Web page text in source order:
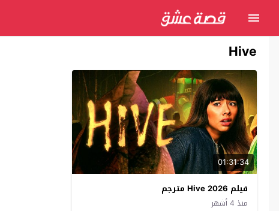
Hive
01:31:34
فيلم Hive 2026 مترجم
منذ 4 أشهر